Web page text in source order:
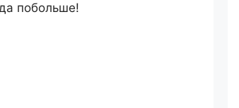
побольше!